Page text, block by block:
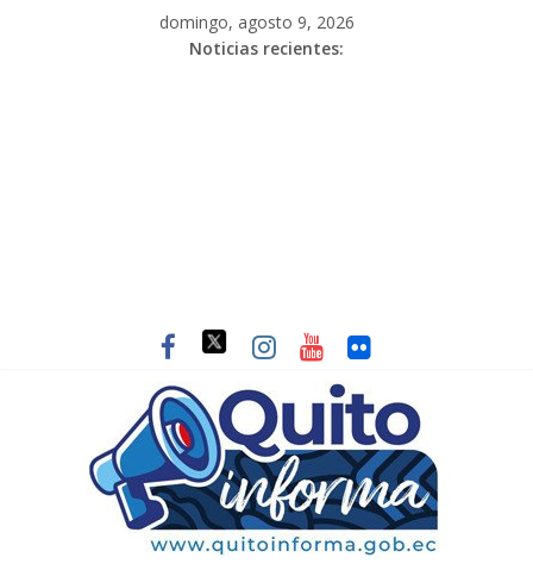
domingo, agosto 9, 2026
Noticias recientes: